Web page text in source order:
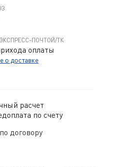
ПОЧТОЙ/ТК
оплаты
о доставке
расчет
по счету
договору